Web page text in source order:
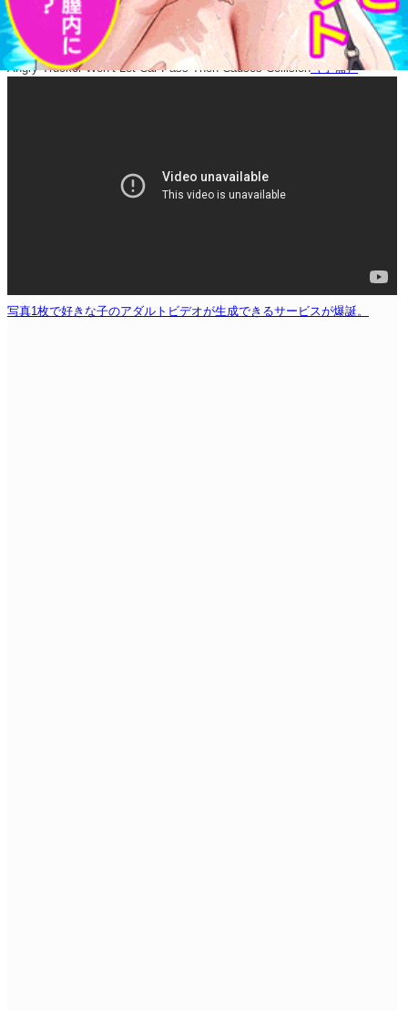
Angry Trucker Won’t Let Car Pass Then Causes Collision（予備）
写真1枚で好きな子のアダルトビデオが生成できるサービスが爆誕。